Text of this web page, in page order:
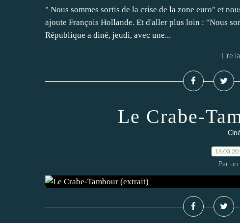
" Nous sommes sortis de la crise de la zone euro" et
ajoute François Hollande. Et d'aller plus loin : "Nous
République a diné, jeudi, avec une...
Lire
Le Crabe-
Par un